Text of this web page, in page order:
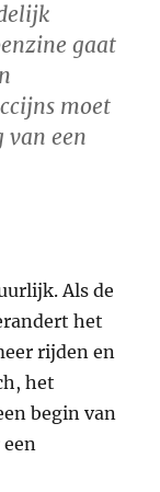
gaat
moet
van een
Als de
het
rijden en
het
begin van
een